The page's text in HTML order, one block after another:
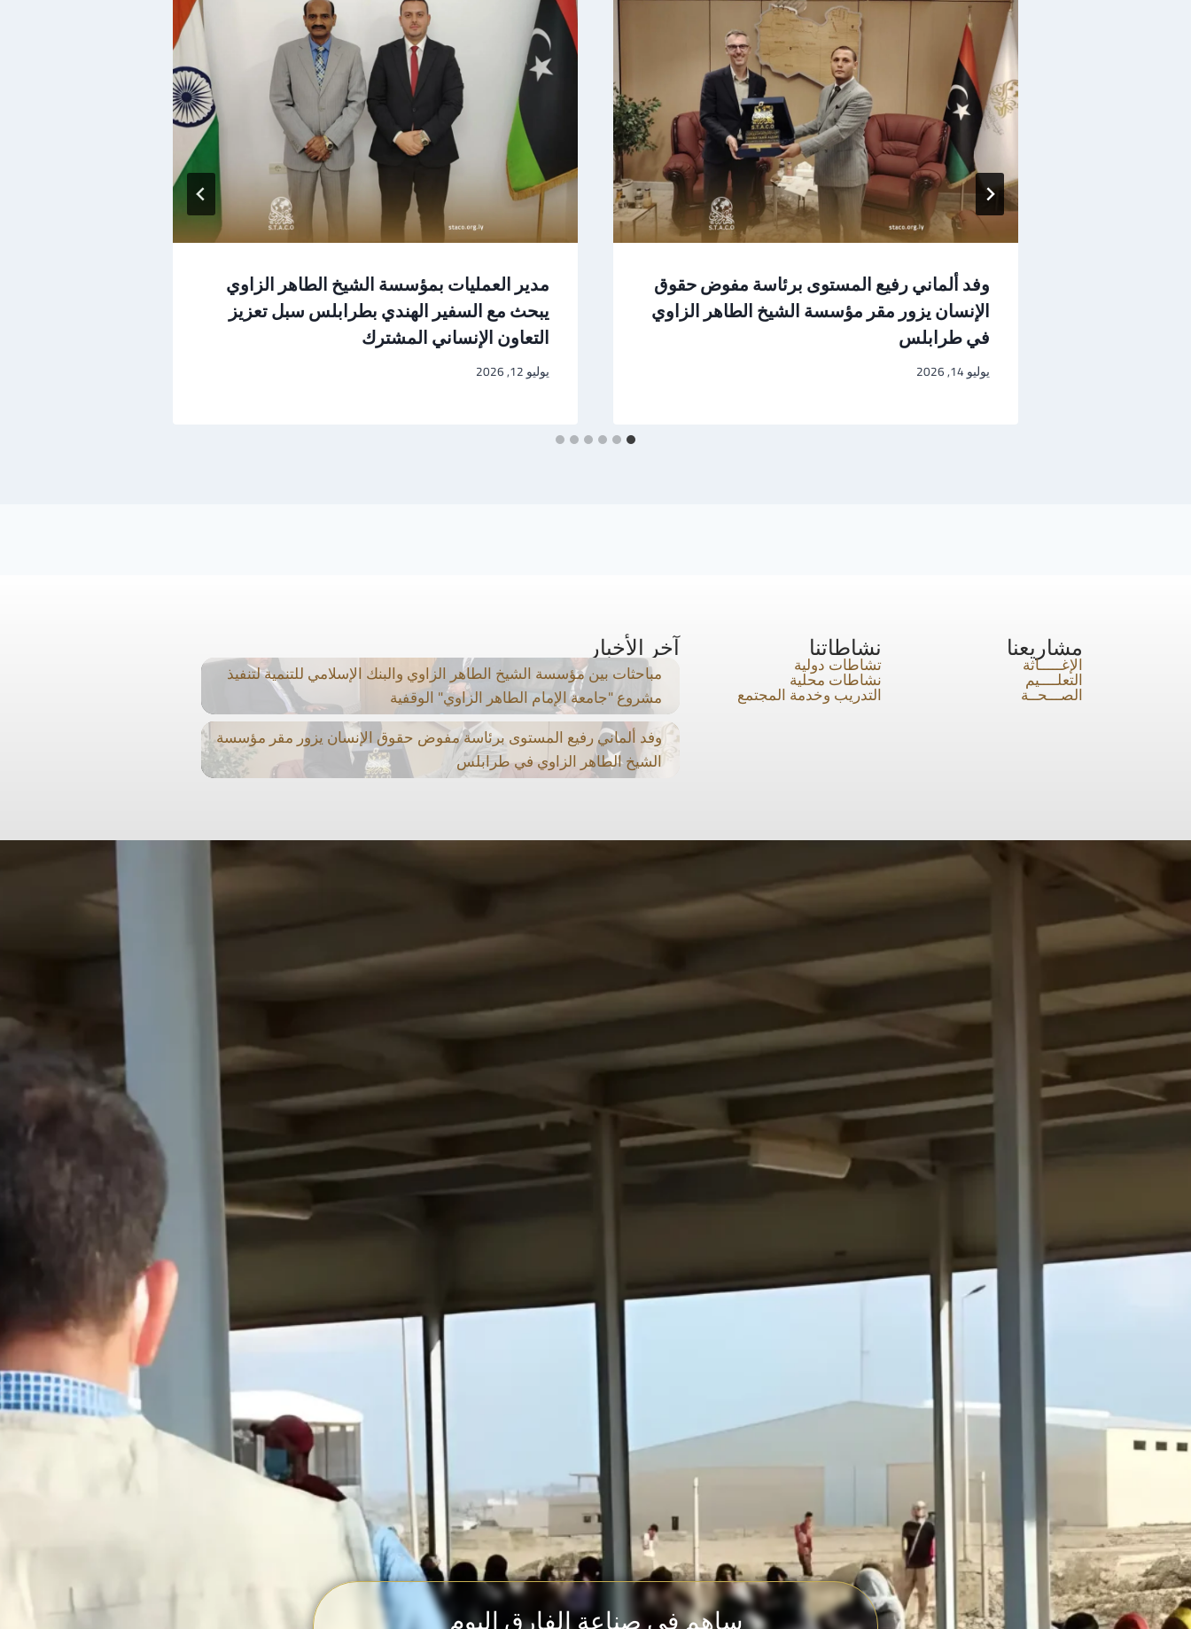
وفد ألماني رفيع المستوى برئاسة مفوض حقوق
الإنسان يزور مقر مؤسسة الشيخ الطاهر الزاوي
في طرابلس
يوليو 14, 2026
مدير العمليات بمؤسسة الشيخ الطاهر الزاوي
يبحث مع السفير الهندي بطرابلس سبل تعزيز
التعاون الإنساني المشترك
يوليو 12, 2026
مشاريعنا
الإغـــــاثة
التعلــــيم
الصـــحــة
نشاطاتنا
تشاطات دولية
نشاطات محلية
التدريب وخدمة المجتمع
آخر الأخبار
مباحثات بين مؤسسة الشيخ الطاهر الزاوي والبنك الإسلامي للتنمية لتنفيذ
مشروع "جامعة الإمام الطاهر الزاوي" الوقفية
وفد ألماني رفيع المستوى برئاسة مفوض حقوق الإنسان يزور مقر مؤسسة
الشيخ الطاهر الزاوي في طرابلس